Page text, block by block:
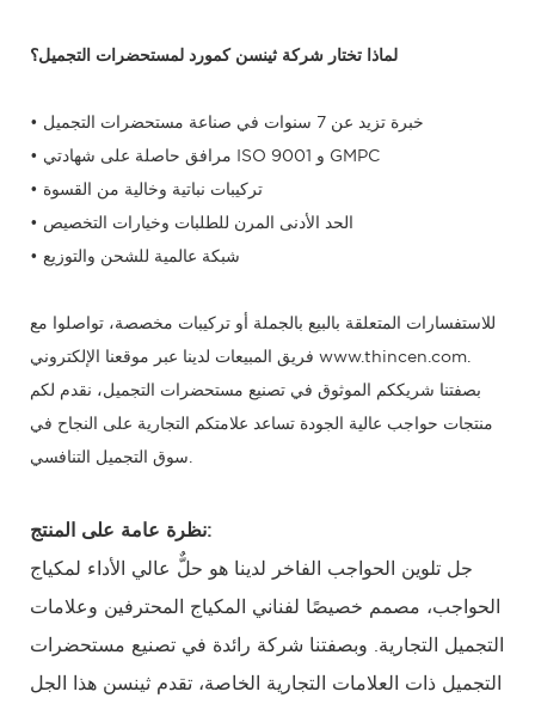
لماذا تختار شركة ثينسن كمورد لمستحضرات التجميل؟
• خبرة تزيد عن 7 سنوات في صناعة مستحضرات التجميل
• مرافق حاصلة على شهادتي ISO 9001 و GMPC
• تركيبات نباتية وخالية من القسوة
• الحد الأدنى المرن للطلبات وخيارات التخصيص
• شبكة عالمية للشحن والتوزيع
للاستفسارات المتعلقة بالبيع بالجملة أو تركيبات مخصصة، تواصلوا مع
فريق المبيعات لدينا عبر موقعنا الإلكتروني www.thincen.com.
بصفتنا شريككم الموثوق في تصنيع مستحضرات التجميل، نقدم لكم
منتجات حواجب عالية الجودة تساعد علامتكم التجارية على النجاح في
نظرة عامة على المنتج:
جل تلوين الحواجب الفاخر لدينا هو حلٌّ عالي الأداء لمكياج
الحواجب، مصمم خصيصًا لفناني المكياج المحترفين وعلامات
التجميل التجارية. وبصفتنا شركة رائدة في تصنيع مستحضرات
التجميل ذات العلامات التجارية الخاصة، تقدم ثينسن هذا الجل